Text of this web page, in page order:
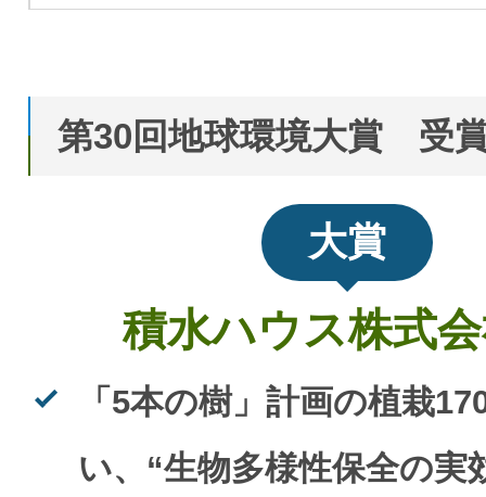
第30回地球環境大賞 受
大賞
積水ハウス株式
「5本の樹」計画の植栽
い、“生物多様性保全の実